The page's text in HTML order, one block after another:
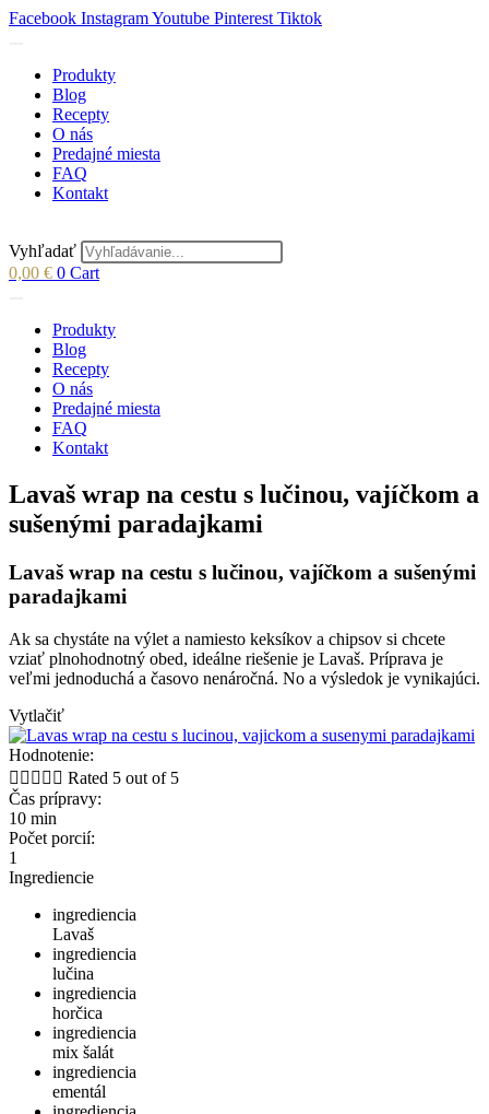
Skip
Facebook InstagramYoutube Pinterest Tiktok
Produkty
Blog
Recepty
O nás
Predajné miesta
FAQ
Kontakt
Vyhľadať
0,00 € 0 Cart
Produkty
Blog
Recepty
O nás
Predajné miesta
FAQ
Kontakt
Lavaš wrap na cestu s lučinou, vajíčkom a
sušenými paradajkami
Lavaš wrap na cestu s lučinou, vajíčkom a sušenými
paradajkami
Ak sa chystáte na výlet a namiesto keksíkov a chipsov si chcete
vziať plnohodnotný obed, ideálne riešenie je Lavaš. Príprava je
veľmi jednoduchá a časovo nenáročná. No a výsledok je vynikajúci.
Vytlačiť
Hodnotenie:
     Rated 5 out of 5
Čas prípravy:
10 min
Počet porcií:
1
Ingrediencie
ingrediencia
Lavaš
ingrediencia
lučina
ingrediencia
horčica
ingrediencia
mix šalát
ingrediencia
ementál